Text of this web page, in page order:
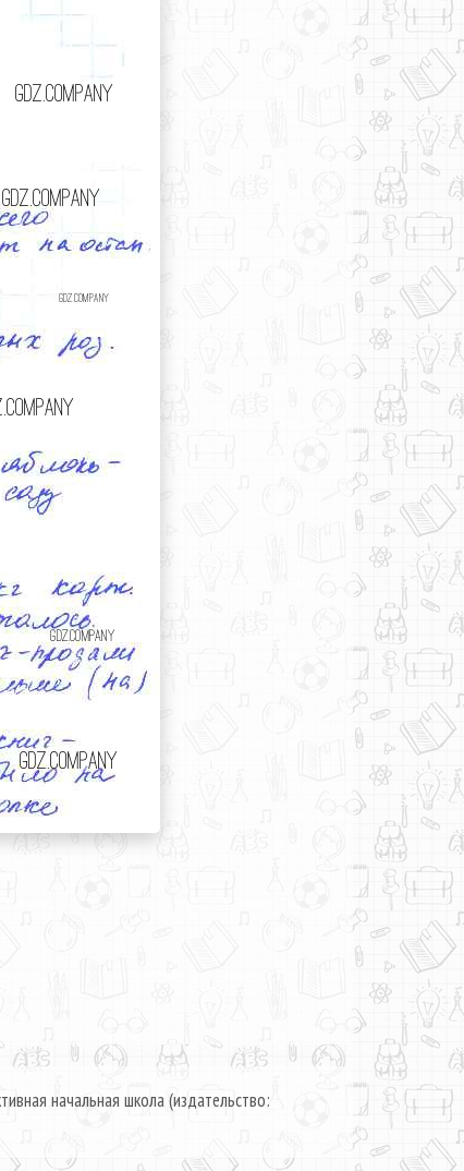
начальная школа (издательство: